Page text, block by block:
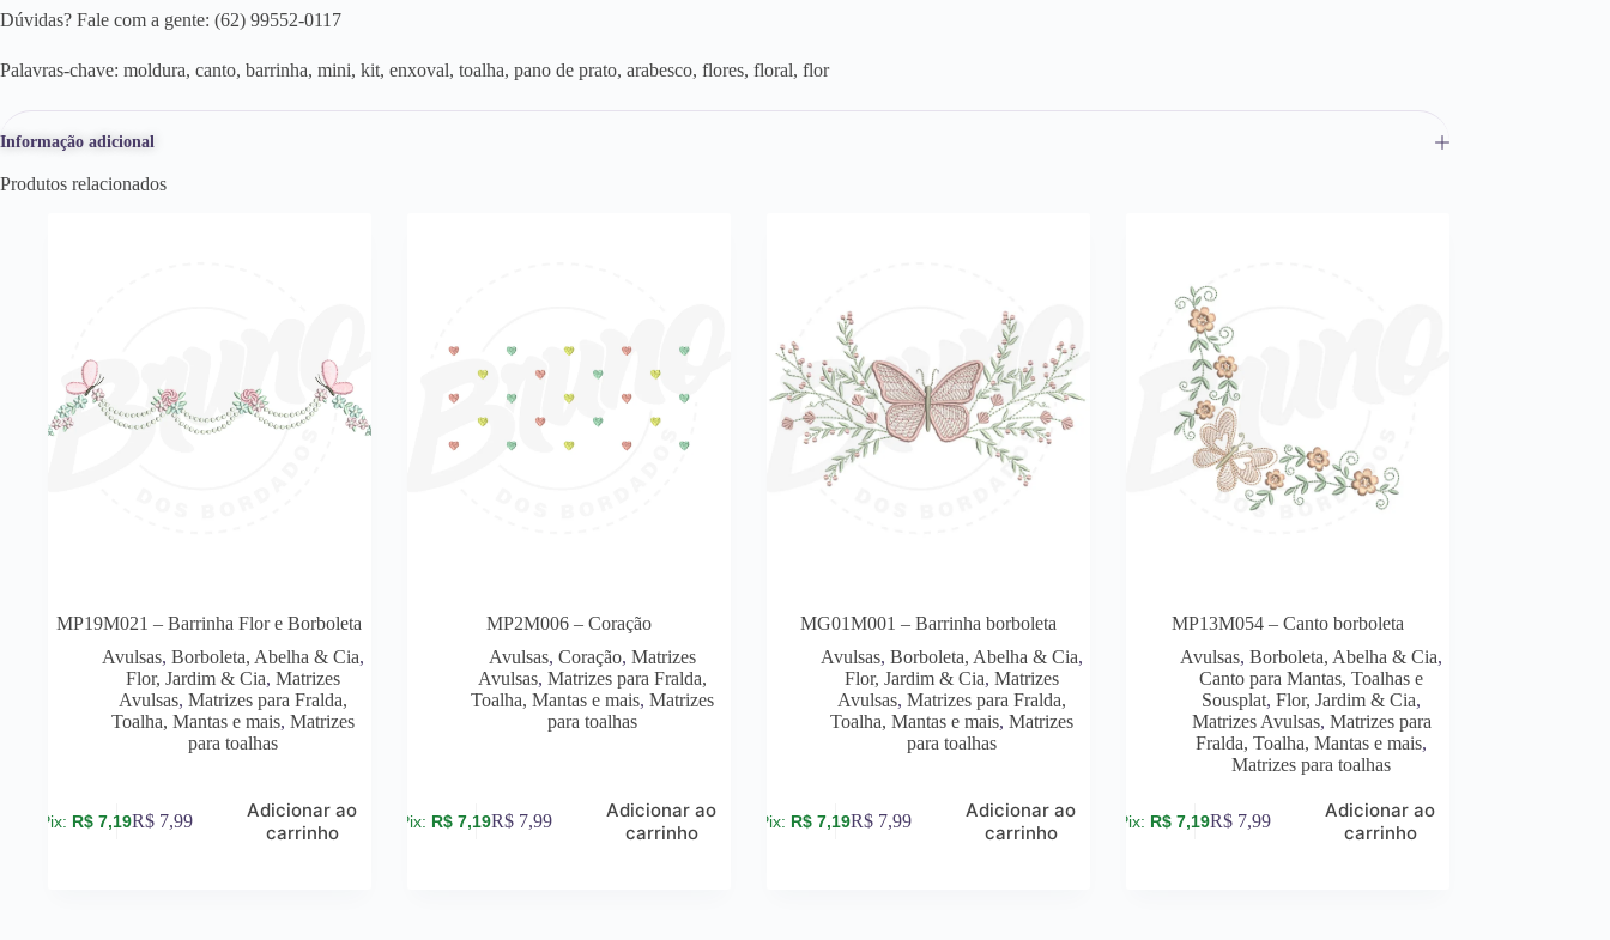
Dúvidas? Fale com a gente: (62) 99552-0117
Palavras-chave: moldura, canto, barrinha, mini, kit, enxoval, toalha, pano de prato, arabesco, flores, floral, flor
Informação adicional
Produtos relacionados
MP19M021 – Barrinha Flor e Borboleta
Avulsas,Borboleta, Abelha & Cia,
Flor, Jardim & Cia,Matrizes
Avulsas,Matrizes para Fralda,
Toalha, Mantas e mais,Matrizes
para toalhas
R$ 7,19R$ 7,99
Adicionar ao
carrinho
MP2M006 – Coração
Avulsas,Coração,Matrizes
Avulsas,Matrizes para Fralda,
Toalha, Mantas e mais,Matrizes
para toalhas
R$ 7,19R$ 7,99
Adicionar ao
carrinho
MG01M001 – Barrinha borboleta
Avulsas,Borboleta, Abelha & Cia,
Flor, Jardim & Cia,Matrizes
Avulsas,Matrizes para Fralda,
Toalha, Mantas e mais,Matrizes
para toalhas
R$ 7,19R$ 7,99
Adicionar ao
carrinho
MP13M054 – Canto borboleta
Avulsas,Borboleta, Abelha & Cia,
Canto para Mantas, Toalhas e
Sousplat,Flor, Jardim & Cia,
Matrizes Avulsas, Matrizes para
Fralda, Toalha, Mantas e mais,
Matrizes para toalhas
R$ 7,19R$ 7,99
Adicionar ao
carrinho